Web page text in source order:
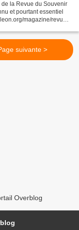
la Revue du Souvenir
et pourtant essentiel
magazine/revues-
suivante >
Overblog